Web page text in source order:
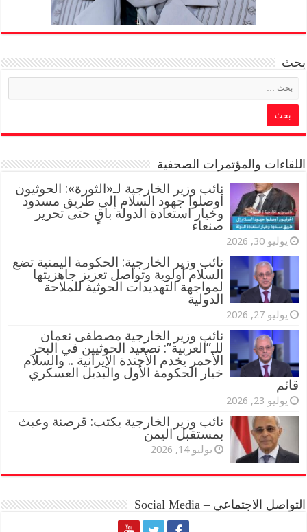
بحث
اللقاءات والمؤتمرات الصحفية
‏نائب وزير الخارجية لـ«الثورة»: الحوثيون
أوصلوا جهود السلام إلى طريق مسدود
وخيار استعادة الدولة باقٍ حتى تحرير
صنعاء
يوليو 30, 2026
نائب وزير الخارجية: الحكومة اليمنية تضع
السلام أولوية وتواصل تعزيز جاهزيتها
لمواجهة التهديدات الحوثية للملاحة
الدولية
يوليو 27, 2026
نائب وزير الخارجية مصطفى نعمان
للـ”العربية”: تصعيد الحوثيين في البحر
الأحمر يخدم الأجندة الإيرانية .. والسلام
خيار الحكومة الأول والبديل العسكري
قائم
يوليو 23, 2026
نائب وزير الخارجية يكتب: قرصنة وعبث
بمستقبل اليمن
يوليو 14, 2026
التواصل الاجتماعي – Social Media